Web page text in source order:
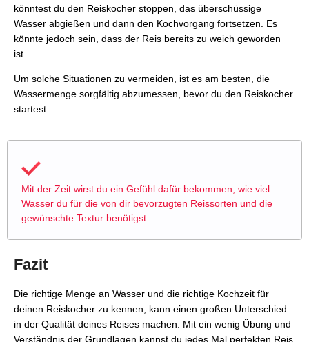
könntest du den Reiskocher stoppen, das überschüssige
Wasser abgießen und dann den Kochvorgang fortsetzen. Es
könnte jedoch sein, dass der Reis bereits zu weich geworden
ist.
Um solche Situationen zu vermeiden, ist es am besten, die
Wassermenge sorgfältig abzumessen, bevor du den Reiskocher
startest.
Mit der Zeit wirst du ein Gefühl dafür bekommen, wie viel
Wasser du für die von dir bevorzugten Reissorten und die
gewünschte Textur benötigst.
Fazit
Die richtige Menge an Wasser und die richtige Kochzeit für
deinen Reiskocher zu kennen, kann einen großen Unterschied
in der Qualität deines Reises machen. Mit ein wenig Übung und
Verständnis der Grundlagen kannst du jedes Mal perfekten Reis